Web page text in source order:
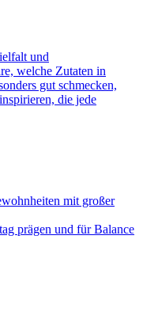
und
welche Zutaten in
gut schmecken,
die jede
mit großer
prägen und für Balance